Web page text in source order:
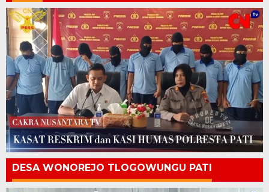
DESA WONOREJO TLOGOWUNGU PATI